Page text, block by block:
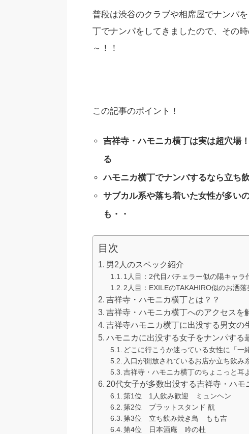
普段は渋谷のクラブや相席屋でナンパ
丁でナンパをしてきましたので、その
～！！
この記事のポイント！
吉祥寺・ハモニカ横丁は実は超穴場
る
ハモニカ横丁でナンパするなら立ち
サブカル系や落ち着いた女性が多い
も・・
目次
男2人のスペック紹介
1人目：2代目バチェラー似の陽キャラ
2人目：EXILEのTAKAHIRO似のお洒落
吉祥寺・ハモニカ横丁とは？？
吉祥寺・ハモニカ横丁へのアクセスを
吉祥寺ハモニカ横丁に出没する男女の
ハモニカに出没する女子をナンパする
どこに行こうか迷っている女性に「一
入口が開放されているお店か立ち飲み
吉祥寺・ハモニカ横丁のちょこっと耳
20代女子が多数出没する吉祥寺・ハモ
第1位 1人飲み歓迎 ミュンヘン
第2位 プラットスタンド 酛
第3位 立ち飲み焼き鳥 もも吉
第4位 日本酒庵 吟の杜